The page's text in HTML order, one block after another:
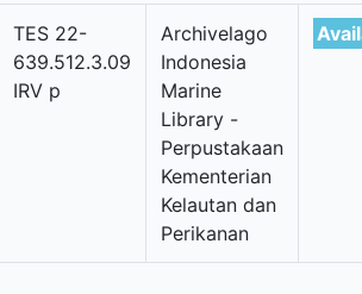
TES 22-
639.512.3.09
IRV p
Archivelago
Indonesia
Marine
Library -
Perpustakaan
Kementerian
Kelautan dan
Perikanan